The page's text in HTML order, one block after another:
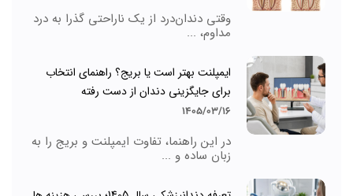
وقتی دندان‌درد از یک ناراحتی گذرا به درد
مداوم، ...
ایمپلنت بهتر است یا بریج؟ راهنمای انتخاب
برای جایگزینی دندان از دست رفته
1405/03/16
در این راهنما، تفاوت ایمپلنت و بریج را به
زبان ساده و ...